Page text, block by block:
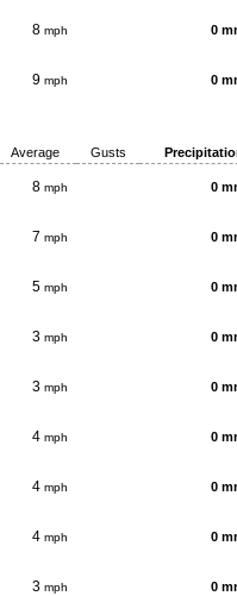
8 mph 0
9 mph 0
Average Gusts
8 mph 0
7 mph 0
5 mph 0
3 mph 0
3 mph 0
4 mph 0
4 mph 0
4 mph 0
3 mph 0